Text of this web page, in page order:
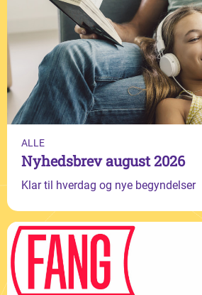
ALLE
Nyhedsbrev august 2026
Klar til hverdag og nye begyndelser